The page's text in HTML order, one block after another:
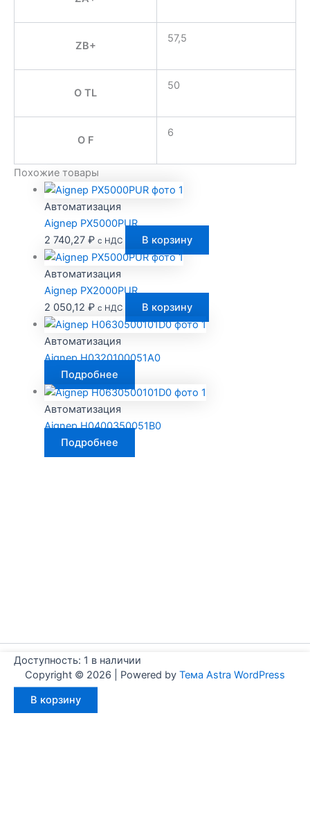
ZB+
57,5
O TL
50
O F
6
Похожие товары
Автоматизация
Aignep PX5000PUR
2 740,27 ₽ с НДС В корзину
Автоматизация
Aignep PX2000PUR
2 050,12 ₽ с НДС В корзину
Автоматизация
Aignep H0320100051A0
Подробнее
Автоматизация
Aignep H0400350051B0
Подробнее
Copyright © 2026 | Powered by Тема Astra WordPress
Доступность: 1 в наличии
товара
В корзину